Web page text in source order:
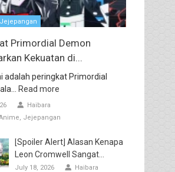
Jejepangan
Primordial Demon
Kekuatan di...
adalah peringkat Primordial
Read more
Haibara
Jejepangan
[Spoiler Alert] Alasan Kenapa
Leon Cromwell Sangat...
July 18, 2026
Haibara